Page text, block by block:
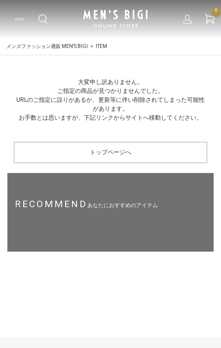
0
メンズファッション通販 MEN'S BIGI ITEM
大変申し訳ありません。
ご指定の商品が見つかりませんでした。
URLのご指定に誤りがあるか、更新等に伴い削除されてしまった可能性
があります。
お手数とは思いますが、下記リンクからサイトへ移動してください。
トップページへ
RECOMMENDあなたにおすすめのアイテム